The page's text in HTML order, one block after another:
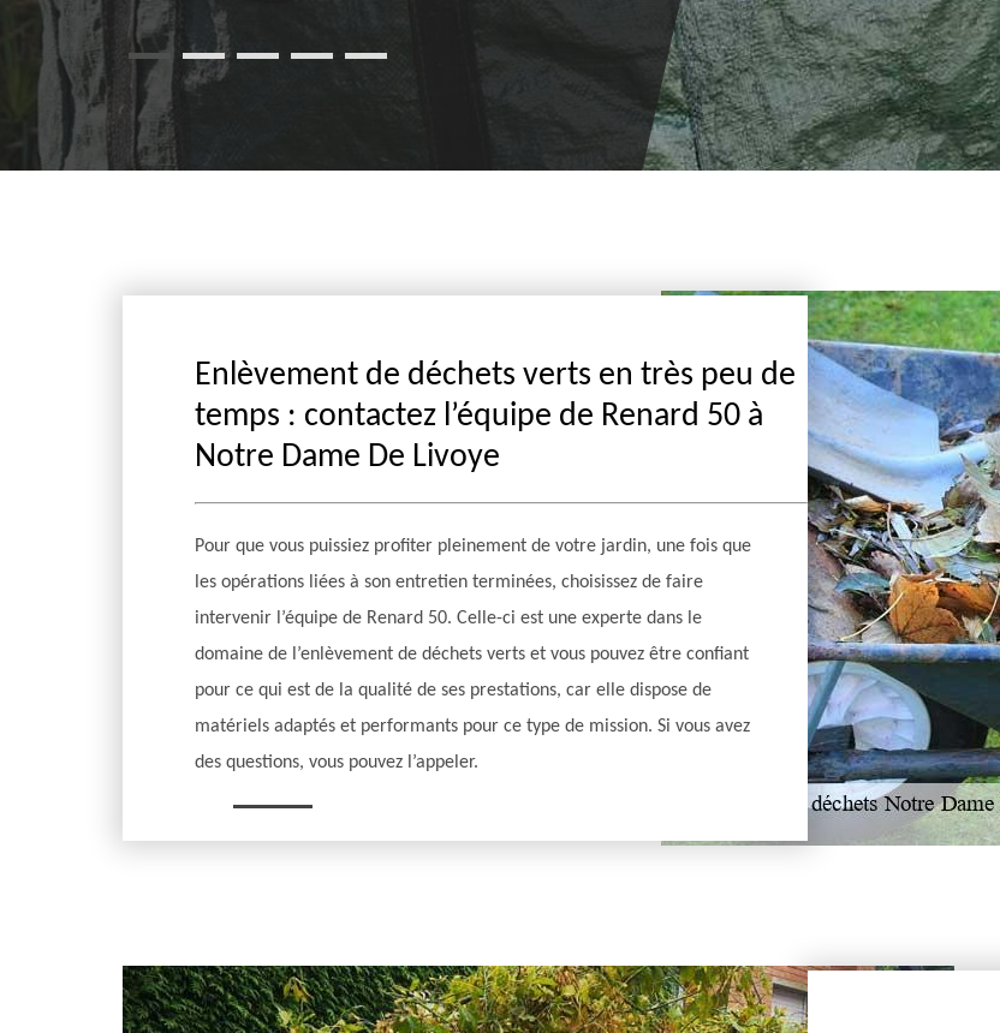
Enlèvement de déchets verts en très peu de
temps : contactez l’équipe de Renard 50 à
Notre Dame De Livoye
Pour que vous puissiez profiter pleinement de votre jardin, une fois que
les opérations liées à son entretien terminées, choisissez de faire
intervenir l’équipe de Renard 50. Celle-ci est une experte dans le
domaine de l’enlèvement de déchets verts et vous pouvez être confiant
pour ce qui est de la qualité de ses prestations, car elle dispose de
matériels adaptés et performants pour ce type de mission. Si vous avez
des questions, vous pouvez l’appeler.